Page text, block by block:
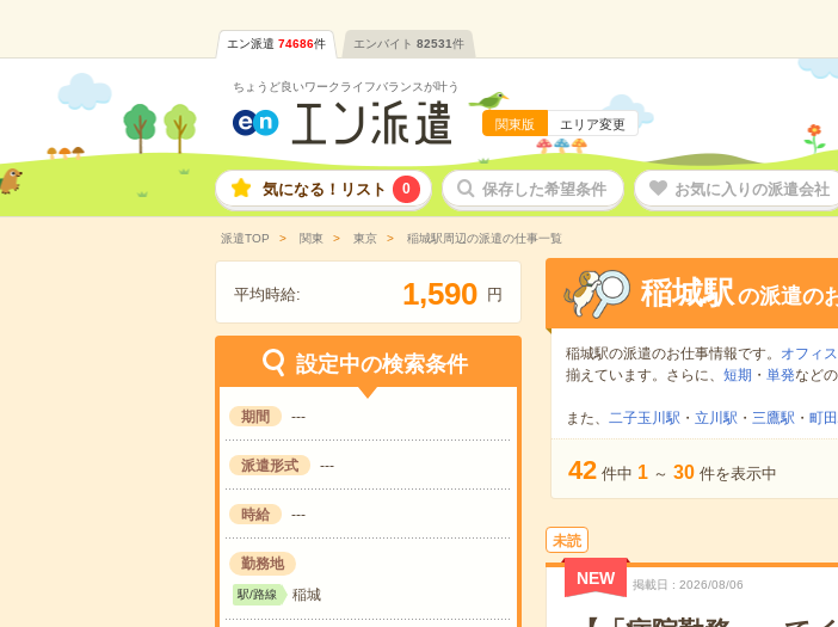
エン派遣 74686件 エンバイト 82531件
ちょうど良いワークライフバランスが叶う
関東版 エリア変更
気になる！リスト 0 保存した希望条件 お気に入りの派遣会社
派遣TOP 関東 東京 稲城駅周辺の派遣の仕事一覧
平均時給: 1,590 円
設定中の検索条件
期間 ---
派遣形式 ---
時給 ---
勤務地
駅/路線 稲城
稲城駅の派遣の
稲城駅の派遣のお仕事情報です。 オフィ
揃えています。さらに、 短期 ・ 単発などの
また、 二子玉川駅 ・ 立川駅 ・ 三鷹駅 ・ 町
42 件中 1 ～ 30 件を表示中
未読
NEW 掲載日 2026/08/06